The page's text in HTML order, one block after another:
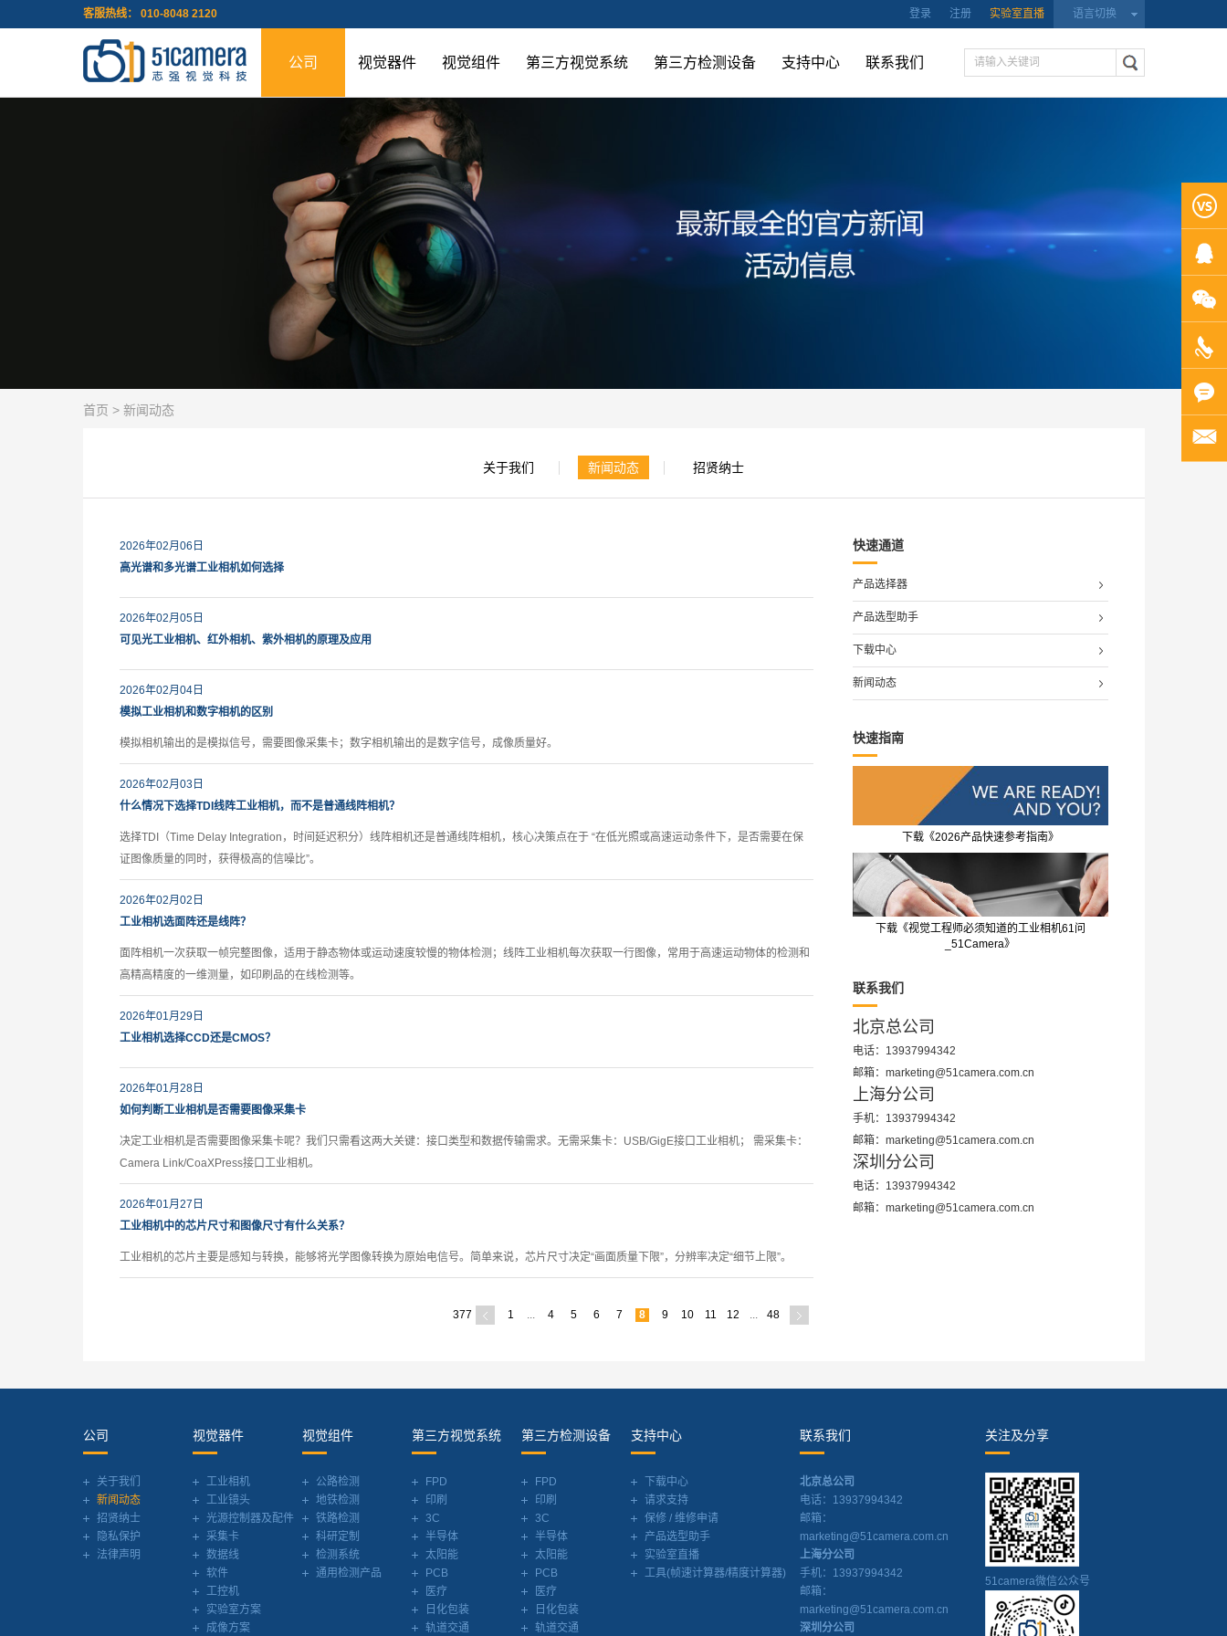
客服热线： 010-8048 2120 语言切换
登录 注册 实验室直播
公司 视觉器件 视觉组件 第三方视觉系统 第三方检测设备 支持中心 联系我们
首页 > 新闻动态
关于我们 新闻动态 招贤纳士
2026年02月06日
高光谱和多光谱工业相机如何选择
2026年02月05日
可见光工业相机、红外相机、紫外相机的原理及应用
2026年02月04日
模拟工业相机和数字相机的区别
模拟相机输出的是模拟信号，需要图像采集卡；数字相机输出的是数字信号，成像质量好。
2026年02月03日
什么情况下选择TDI线阵工业相机，而不是普通线阵相机？
选择TDI（Time Delay Integration，时间延迟积分）线阵相机还是普通线阵相机，核心决策点在于 “在低光照或高速运动条件下，是否需要在保
证图像质量的同时，获得极高的信噪比”。
2026年02月02日
工业相机选面阵还是线阵？
面阵相机一次获取一帧完整图像，适用于静态物体或运动速度较慢的物体检测；线阵工业相机每次获取一行图像，常用于高速运动物体的检测和
高精高精度的一维测量，如印刷品的在线检测等。
2026年01月29日
工业相机选择CCD还是CMOS？
2026年01月28日
如何判断工业相机是否需要图像采集卡
决定工业相机是否需要图像采集卡呢？我们只需看这两大关键：接口类型和数据传输需求。无需采集卡：USB/GigE接口工业相机； 需采集卡：
Camera Link/CoaXPress接口工业相机。
2026年01月27日
工业相机中的芯片尺寸和图像尺寸有什么关系？
工业相机的芯片主要是感知与转换，能够将光学图像转换为原始电信号。简单来说，芯片尺寸决定“画面质量下限”，分辨率决定“细节上限”。
377 1 ... 4 5 6 7 8 9 10 11 12 ... 48
快速通道
产品选择器
产品选型助手
下载中心
新闻动态
快速指南
下载《2026产品快速参考指南》
下载《视觉工程师必须知道的工业相机61问
_51Camera》
联系我们
北京总公司
电话：13937994342
邮箱：marketing@51camera.com.cn
上海分公司
手机：13937994342
邮箱：marketing@51camera.com.cn
深圳分公司
电话：13937994342
邮箱：marketing@51camera.com.cn
公司
关于我们
新闻动态
招贤纳士
隐私保护
法律声明
视觉器件
工业相机
工业镜头
光源控制器及配件
采集卡
数据线
软件
工控机
实验室方案
成像方案
视觉组件
公路检测
地铁检测
铁路检测
科研定制
检测系统
通用检测产品
第三方视觉系统
FPD
印刷
3C
半导体
太阳能
PCB
医疗
日化包装
轨道交通
第三方检测设备
FPD
印刷
3C
半导体
太阳能
PCB
医疗
日化包装
轨道交通
支持中心
下载中心
请求支持
保修 / 维修申请
产品选型助手
实验室直播
工具(帧速计算器/精度计算器)
联系我们
北京总公司
电话：13937994342
邮箱：
marketing@51camera.com.cn
上海分公司
手机：13937994342
邮箱：
marketing@51camera.com.cn
深圳分公司
关注及分享
51camera微信公众号